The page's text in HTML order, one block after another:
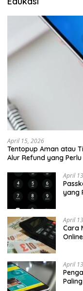
April 15, 2026
Tentopup Aman atau
Alur Refund yang Perlu
April
yang
April
Cara
April